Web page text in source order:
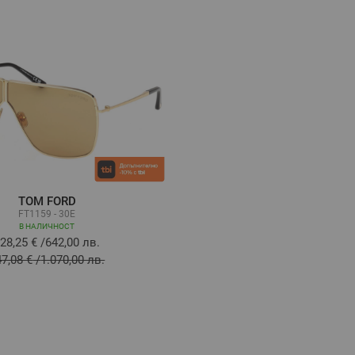
TOM FORD
FT1159 - 30E
В НАЛИЧНОСТ
€ /642,00 лв.
€/1.070,00 лв.